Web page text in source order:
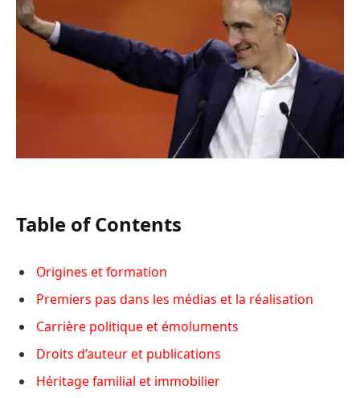
Table of Contents
Origines et formation
Premiers pas dans les médias et la réalisation
Carrière politique et émoluments
Droits d’auteur et publications
Héritage familial et immobilier